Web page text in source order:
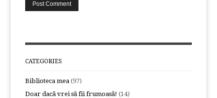
CATEGORIES
Biblioteca mea (97)
Doar dacă vrei să fii frumoasă! (14)